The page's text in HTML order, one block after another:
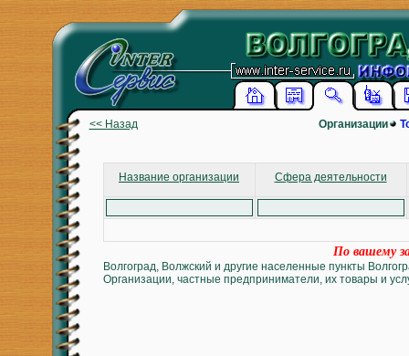
<< Назад Организации
Название организации Сфера деятельности
По вашему
Волгоград, Волжский и другие населенные пункты
Организации, частные предприниматели, их товары и